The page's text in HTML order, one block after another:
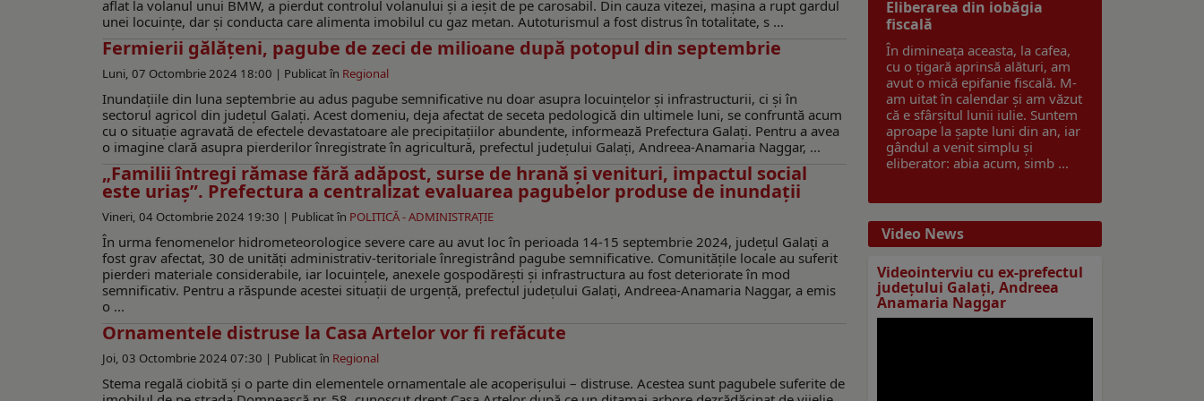
aflat la volanul unui BMW, a pierdut controlul volanului și a ieșit de pe carosabil. Din cauza vitezei, mașina a rupt gardul
unei locuințe, dar și conducta care alimenta imobilul cu gaz metan. Autoturismul a fost distrus în totalitate, s ...
Fermierii gălăţeni, pagube de zeci de milioane după potopul din septembrie
Luni, 07 Octombrie 2024 18:00 | Publicat în Regional
Inundațiile din luna septembrie au adus pagube semnificative nu doar asupra locuințelor și infrastructurii, ci și în
sectorul agricol din județul Galați. Acest domeniu, deja afectat de seceta pedologică din ultimele luni, se confruntă acum
cu o situație agravată de efectele devastatoare ale precipitațiilor abundente, informează Prefectura Galați. Pentru a avea
o imagine clară asupra pierderilor înregistrate în agricultură, prefectul județului Galați, Andreea-Anamaria Naggar, ...
„Familii întregi rămase fără adăpost, surse de hrană şi venituri, impactul social
este uriaş”. Prefectura a centralizat evaluarea pagubelor produse de inundaţii
Vineri, 04 Octombrie 2024 19:30 | Publicat în POLITICĂ - ADMINISTRAŢIE
În urma fenomenelor hidrometeorologice severe care au avut loc în perioada 14-15 septembrie 2024, județul Galați a
fost grav afectat, 30 de unități administrativ-teritoriale înregistrând pagube semnificative. Comunitățile locale au suferit
pierderi materiale considerabile, iar locuințele, anexele gospodărești și infrastructura au fost deteriorate în mod
semnificativ. Pentru a răspunde acestei situații de urgență, prefectul județului Galați, Andreea-Anamaria Naggar, a emis
o ...
Ornamentele distruse la Casa Artelor vor fi refăcute
Joi, 03 Octombrie 2024 07:30 | Publicat în Regional
Stema regală ciobită și o parte din elementele ornamentale ale acoperișului – distruse. Acestea sunt pagubele suferite de
Eliberarea din iobăgia
fiscală
În dimineața aceasta, la cafea,
cu o țigară aprinsă alături, am
avut o mică epifanie fiscală. M-
am uitat în calendar și am văzut
că e sfârșitul lunii iulie. Suntem
aproape la șapte luni din an, iar
gândul a venit simplu și
eliberator: abia acum, simb ...
Video News
Videointerviu cu ex-prefectul
judeţului Galaţi, Andreea
Anamaria Naggar